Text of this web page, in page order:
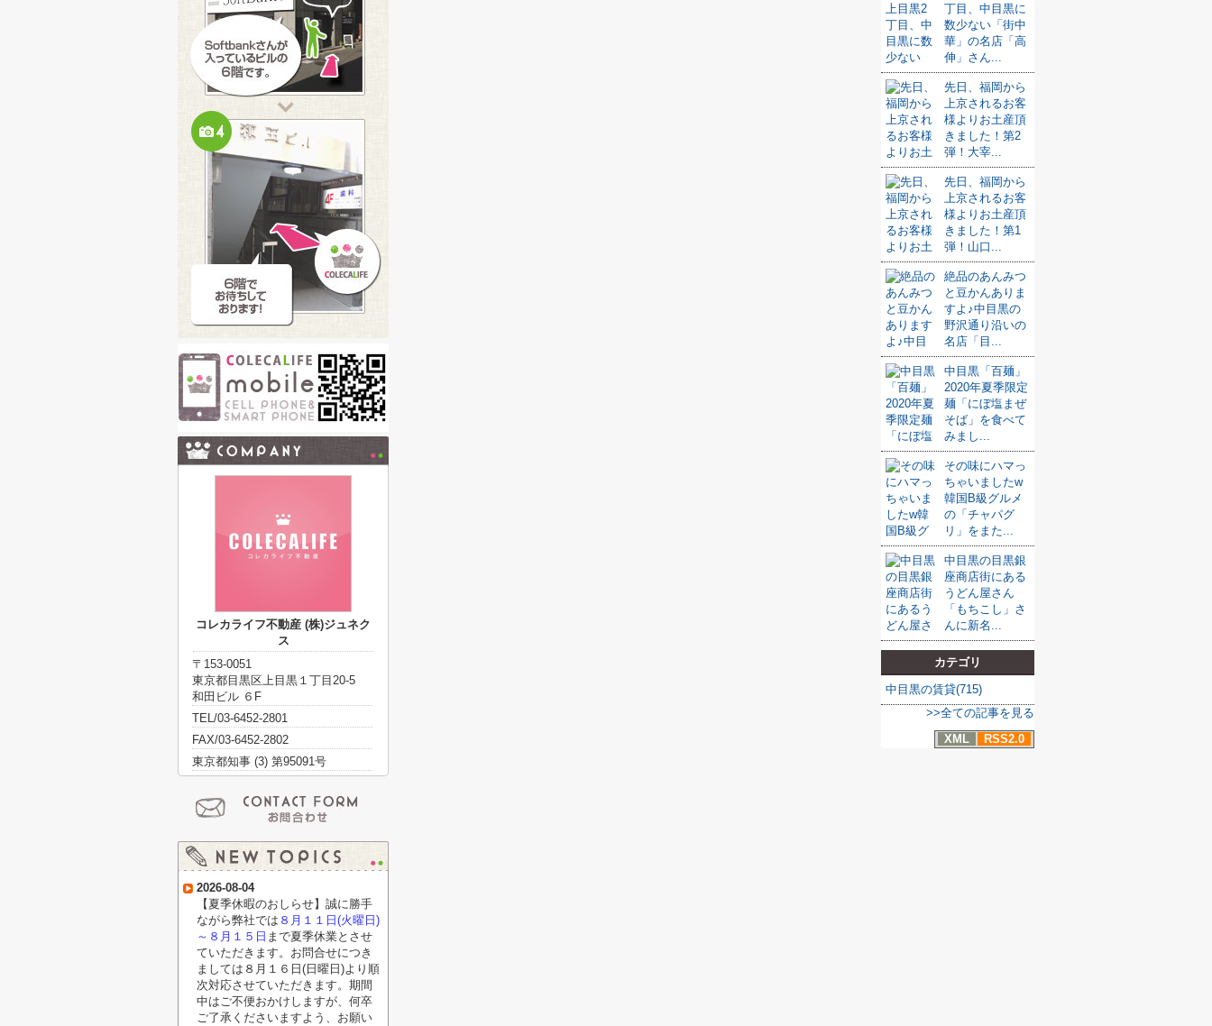
丁目、中目黒に
数少ない「街中
華」の名店「高
伸」さん...
先日、福岡から
上京されるお客
様よりお土産頂
きました！第2
弾！大宰...
先日、福岡から
上京されるお客
様よりお土産頂
きました！第1
弾！山口...
絶品のあんみつ
と豆かんありま
すよ♪中目黒の
野沢通り沿いの
名店「目...
中目黒「百麺」
2020年夏季限定
麺「にぼ塩まぜ
そば」を食べて
みまし...
その味にハマっ
ちゃいましたw
韓国B級グルメ
の「チャパグ
リ」をまた...
中目黒の目黒銀
座商店街にある
うどん屋さん
「もちこし」さ
んに新名...
カテゴリ
中目黒の賃貸(715)
>>全ての記事を見る
XML
RSS2.0
コレカライフ不動産 (株)ジュネク
ス
〒153-0051
東京都目黒区上目黒１丁目20-5
和田ビル ６F
TEL/03-6452-2801
FAX/03-6452-2802
東京都知事 (3) 第95091号
2026-08-04
【夏季休暇のおしらせ】誠に勝手
ながら弊社では ８月１１日(火曜日)
～８月１５日 まで夏季休業とさせ
ていただきます。お問合せにつき
ましては８月１６日(日曜日)より順
次対応させていただきます。期間
中はご不便おかけしますが、何卒
ご了承くださいますよう、お願い